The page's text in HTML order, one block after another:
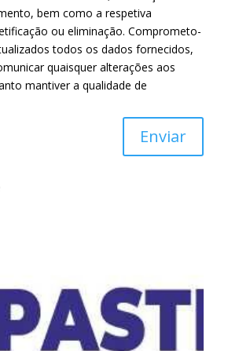
bem como a respetiva
ou eliminação. Comprometo-
todos os dados fornecidos,
quaisquer alterações aos
mantiver a qualidade de
Enviar